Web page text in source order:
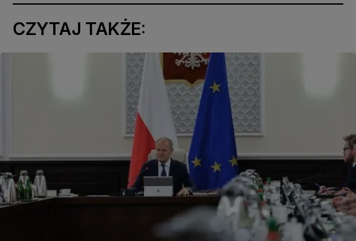
CZYTAJ TAKŻE: